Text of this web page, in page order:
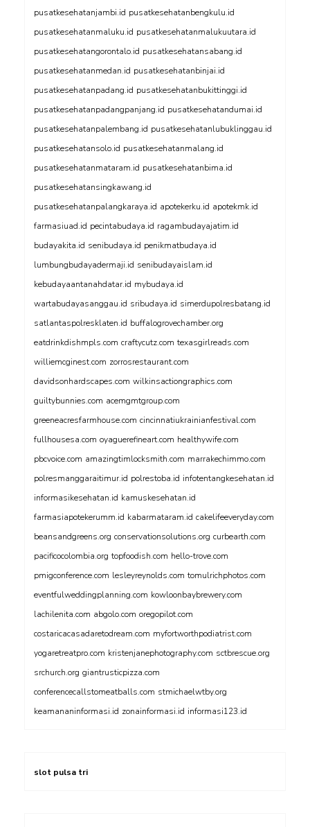
pusatkesehatanjambi.id pusatkesehatanbengkulu.id
pusatkesehatanmaluku.id pusatkesehatanmalukuutara.id
pusatkesehatangorontalo.id pusatkesehatansabang.id
pusatkesehatanmedan.id pusatkesehatanbinjai.id
pusatkesehatanpadang.id pusatkesehatanbukittinggi.id
pusatkesehatanpadangpanjang.id pusatkesehatandumai.id
pusatkesehatanpalembang.id pusatkesehatanlubuklinggau.id
pusatkesehatansolo.id pusatkesehatanmalang.id
pusatkesehatanmataram.id pusatkesehatanbima.id
pusatkesehatansingkawang.id
pusatkesehatanpalangkaraya.id apotekerku.id apotekmk.id
farmasiuad.id pecintabudaya.id ragambudayajatim.id
budayakita.id senibudaya.id penikmatbudaya.id
lumbungbudayadermaji.id senibudayaislam.id
kebudayaantanahdatar.id mybudaya.id
wartabudayasanggau.id sribudaya.id simerdupolresbatang.id
satlantaspolresklaten.id buffalogrovechamber.org
eatdrinkdishmpls.com craftycutz.com texasgirlreads.com
williemcginest.com zorrosrestaurant.com
davidsonhardscapes.com wilkinsactiongraphics.com
guiltybunnies.com acemgmtgroup.com
greeneacresfarmhouse.com cincinnatiukrainianfestival.com
fullhousesa.com oyaguerefineart.com healthywife.com
pbcvoice.com amazingtimlocksmith.com marrakechimmo.com
polresmanggaraitimur.id polrestoba.id infotentangkesehatan.id
informasikesehatan.id kamuskesehatan.id
farmasiapotekerumm.id kabarmataram.id cakelifeeveryday.com
beansandgreens.org conservationsolutions.org curbearth.com
pacificocolombia.org topfoodish.com hello-trove.com
pmigconference.com lesleyreynolds.com tomulrichphotos.com
eventfulweddingplanning.com kowloonbaybrewery.com
lachilenita.com abgolo.com oregopilot.com
costaricacasadaretodream.com myfortworthpodiatrist.com
yogaretreatpro.com kristenjanephotography.com sctbrescue.org
srchurch.org giantrusticpizza.com
conferencecallstomeatballs.com stmichaelwtby.org
keamananinformasi.id zonainformasi.id informasi123.id
slot pulsa tri